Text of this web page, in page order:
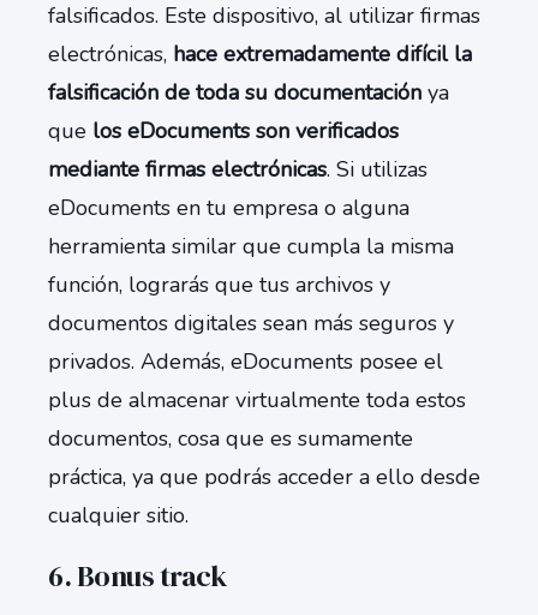
falsificados. Este dispositivo, al utilizar firmas
electrónicas, hace extremadamente difícil la
falsificación de toda su documentación ya
que los eDocuments son verificados
mediante firmas electrónicas. Si utilizas
eDocuments en tu empresa o alguna
herramienta similar que cumpla la misma
función, lograrás que tus archivos y
documentos digitales sean más seguros y
privados. Además, eDocuments posee el
plus de almacenar virtualmente toda estos
documentos, cosa que es sumamente
práctica, ya que podrás acceder a ello desde
cualquier sitio.
6. Bonus track